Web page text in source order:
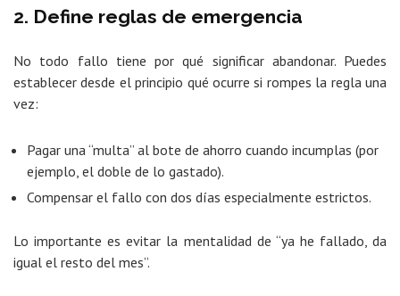
2. Define reglas de emergencia
No todo fallo tiene por qué significar abandonar. Puedes
establecer desde el principio qué ocurre si rompes la regla una
vez:
Pagar una “multa” al bote de ahorro cuando incumplas (por
ejemplo, el doble de lo gastado).
Compensar el fallo con dos días especialmente estrictos.
Lo importante es evitar la mentalidad de “ya he fallado, da
igual el resto del mes”.